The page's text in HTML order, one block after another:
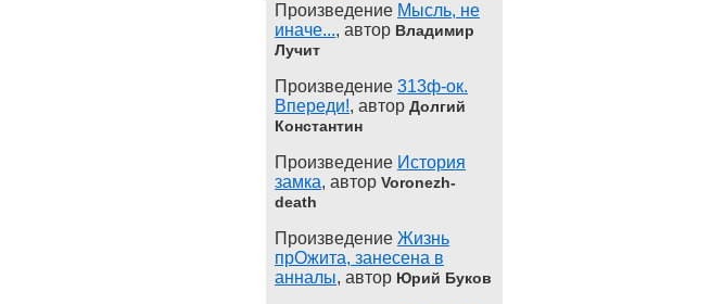
Произведение Мысль, не
иначе..., автор Владимир
Лучит
Произведение 313ф-ок.
Впереди!, автор Долгий
Константин
Произведение История
замка, автор Voronezh-
death
Произведение Жизнь
прОжита, занесена в
анналы, автор Юрий Буков